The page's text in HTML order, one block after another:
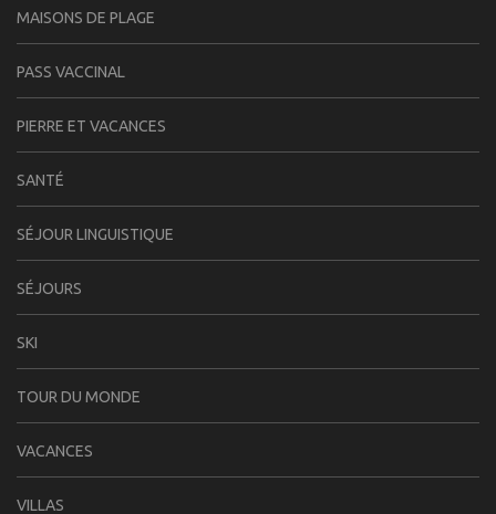
MAISONS DE PLAGE
PASS VACCINAL
PIERRE ET VACANCES
SANTÉ
SÉJOUR LINGUISTIQUE
SÉJOURS
SKI
TOUR DU MONDE
VACANCES
VILLAS